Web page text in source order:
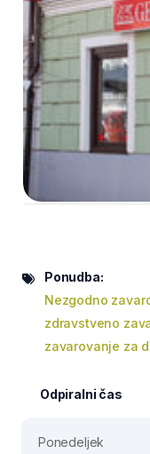
Ponudba:
Nezgodno
zdravstveno
zavarovanje za
Odpiralni čas
Ponedeljek